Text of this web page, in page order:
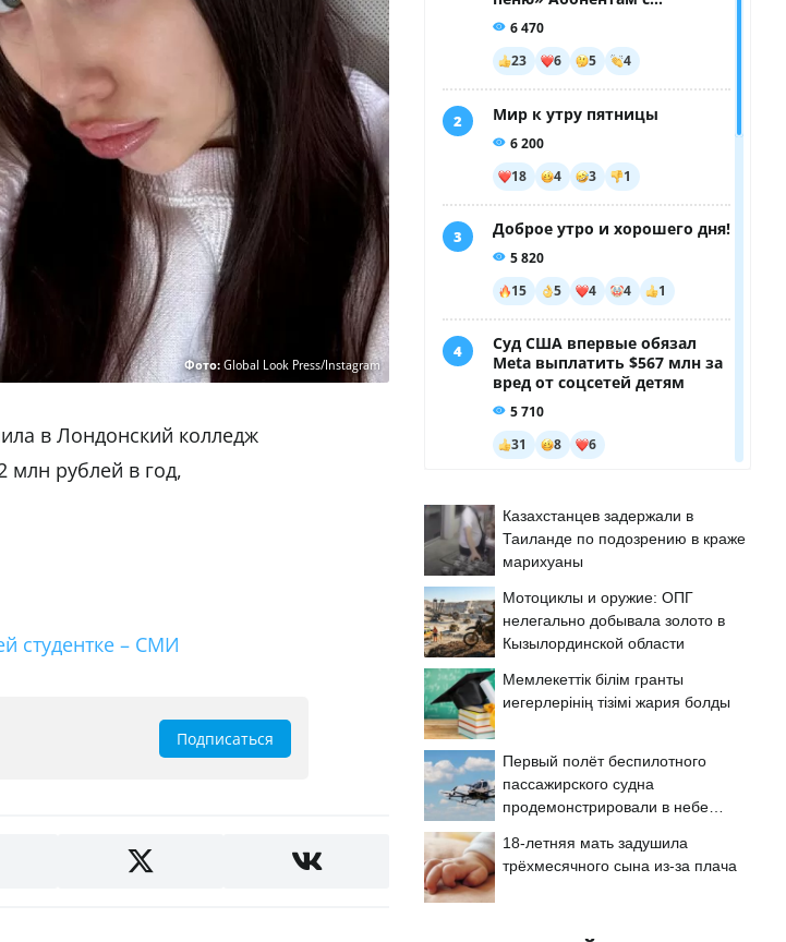
Фото:Global Look Press/Instagram
в Лондонский колледж
млн рублей в год,
студентке – СМИ
Подписаться
Казахстанцев задержали в
Таиланде по подозрению в краже
марихуаны
Мотоциклы и оружие: ОПГ
нелегально добывала золото в
Кызылординской области
Мемлекеттік білім гранты
иегерлерінің тізімі жария болды
Первый полёт беспилотного
пассажирского судна
продемонстрировали в небе
18-летняя мать задушила
трёхмесячного сына из-за плача